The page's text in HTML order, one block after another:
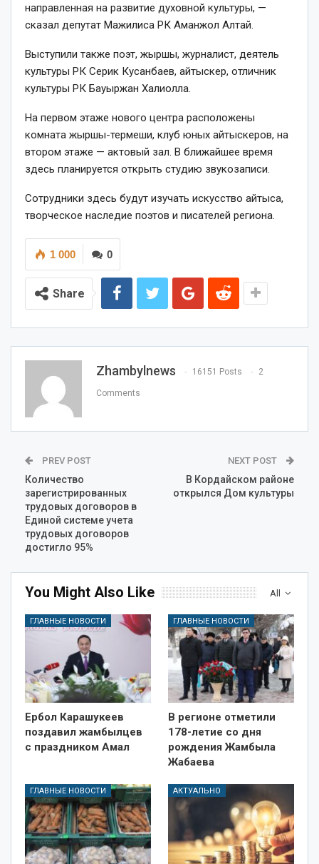
направленная на развитие духовной культуры, —
сказал депутат Мажилиса РК Аманжол Алтай.
Выступили также поэт, жыршы, журналист, деятель
культуры РК Серик Кусанбаев, айтыскер, отличник
культуры РК Бауыржан Халиолла.
На первом этаже нового центра расположены
комната жыршы-термеши, клуб юных айтыскеров, на
втором этаже — актовый зал. В ближайшее время
здесь планируется открыть студию звукозаписи.
Сотрудники здесь будут изучать искусство айтыса,
творческое наследие поэтов и писателей региона.
0
1 000
Share
Zhambylnews 16151 Posts 2
Comments
PREV POST
Количество
зарегистрированных
трудовых договоров в
Единой системе учета
трудовых договоров
достигло 95%
NEXT POST
В Кордайском районе
открылся Дом культуры
All
You Might Also Like
ГЛАВНЫЕ НОВОСТИ
Ербол Карашукеев
поздавил жамбылцев
с праздником Амал
ГЛАВНЫЕ НОВОСТИ
В регионе отметили
178-летие со дня
рождения Жамбыла
Жабаева
ГЛАВНЫЕ НОВОСТИ АКТУАЛЬНО